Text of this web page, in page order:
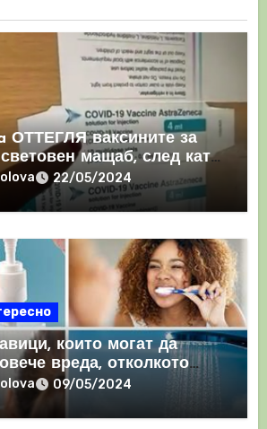
ОТТЕГЛЯ ваксините за
световен мащаб, след като
причиняват КРЪВНИ
22/05/2024
които могат да
вреда, отколкото
09/05/2024